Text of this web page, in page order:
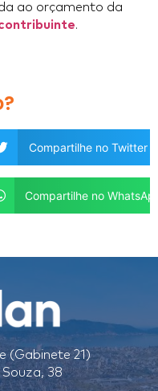
ao orçamento da
.
Compartilhe no Twitter
Compartilhe no
(Gabinete 21)
38